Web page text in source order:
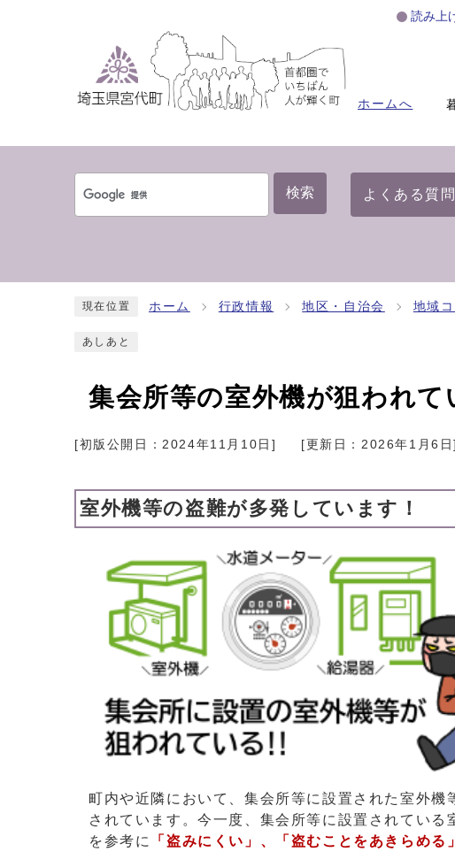
読み上
ホームへ
検索 よくある質問
現在位置 ホーム 行政情報 地区・自治会 地域
あしあと
集会所等の室外機が狙われて
[初版公開日：2024年11月10日 ] [更新日：2026年1月6日]
室外機等の盗難が多発しています！
町内や近隣において、集会所等に設置された室外
されています。今一度、集会所等に設置されてい
を参考に
「盗みにくい」、「盗むことをあきらめる